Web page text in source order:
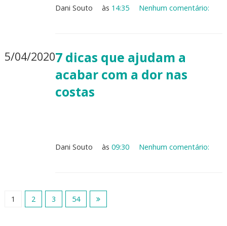
Dani Souto às 14:35 Nenhum comentário:
5/04/20207 dicas que ajudam a
acabar com a dor nas
costas
Dani Souto às09:30 Nenhum comentário:
1 2 3 54